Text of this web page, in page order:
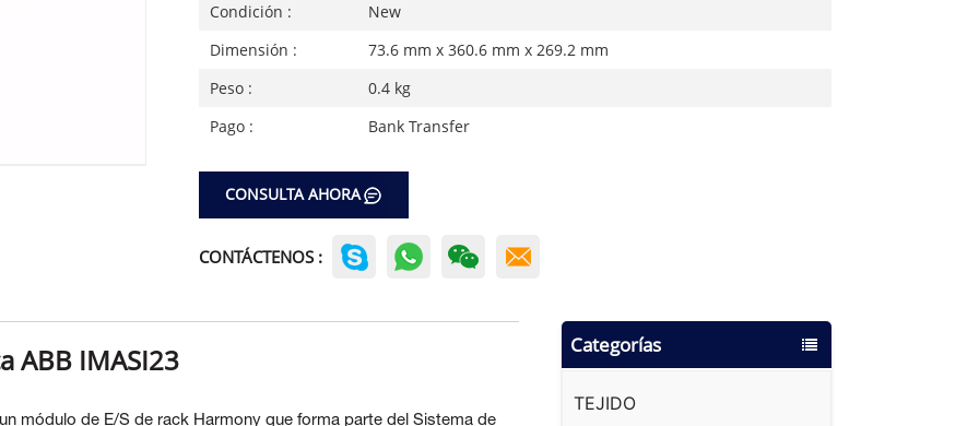
Condición :
New
Dimensión :
73.6 mm x 360.6 mm x 269.2 mm
Peso :
0.4 kg
Pago :
Bank Transfer
CONSULTA AHORA
CONTÁCTENOS :
Categorías
TEJIDO
ABB IMASI23
módulo de E/S de rack Harmony que forma parte del Sistema de